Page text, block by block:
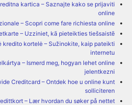
kartica – Saznajte kako se prijaviti
online
– Scopri come fare richiesta online
– Uzziniet, kā pieteikties tiešsaistē
kredito kortelė – Sužinokite, kaip pateikti
internetu
– Ismerd meg, hogyan lehet online
jelentkezni
Creditcard – Ontdek hoe u online kunt
solliciteren
– Lær hvordan du søker på nettet